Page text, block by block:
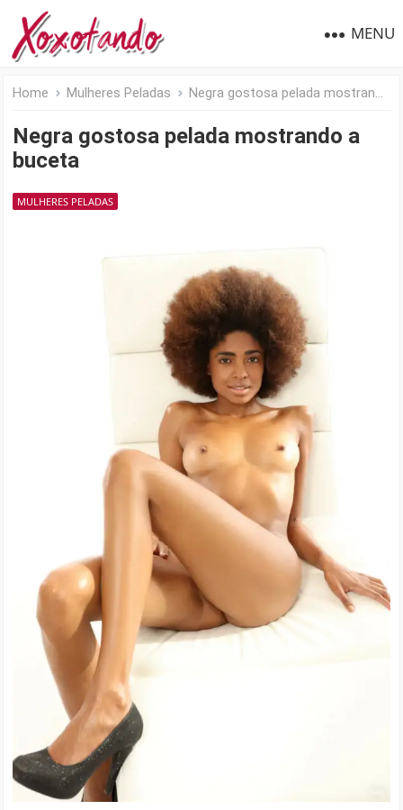
MENU
Home Mulheres Peladas Negra gostosa pelada mostrando a buceta
Negra gostosa pelada mostrando a
buceta
MULHERES PELADAS